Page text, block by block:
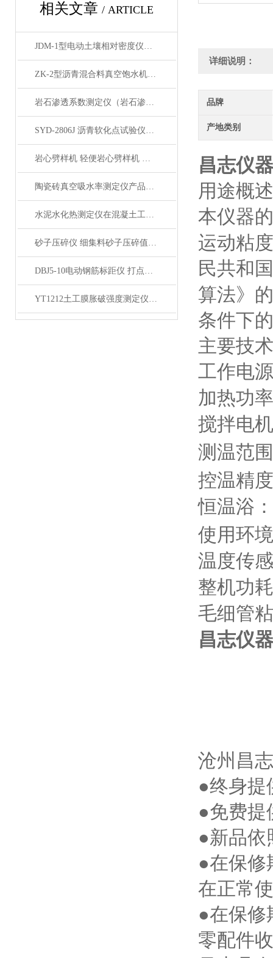
相关文章 / ARTICLE
JDM-1型电动土壤相对密度仪技术参数
ZK-2型沥青混合料真空饱水机产品展示
岩石渗透系数测定仪（岩石渗透仪）产品展示
SYD-2806J 沥青软化点试验仪电脑四路液晶打印展示
岩心劈样机 轻便岩心劈样机 岩芯劈开机产品展示
陶瓷砖真空吸水率测定仪产品展示
水泥水化热测定仪在混凝土工程中的应用
砂子压碎仪 细集料砂子压碎值指标测定仪产品展示
DBJ5-10电动钢筋标距仪 打点机产品展示
YT1212土工膜胀破强度测定仪产品简介
详细说明：
品牌
产地类别
昌志仪
用途概
本仪器
运动粘
民共和
算法》
条件下
主要技
工作电
加热功
搅拌电
测温范
控温精
恒温浴
使用环
温度传
整机功
毛细管
昌志仪
沧州昌
●终身提
●免费提
●新品依
●在保修
在正常
●在保修
零配件